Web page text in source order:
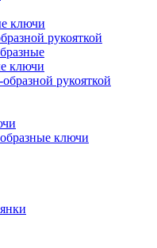
ключи
рукояткой
ключи
рукояткой
ключи